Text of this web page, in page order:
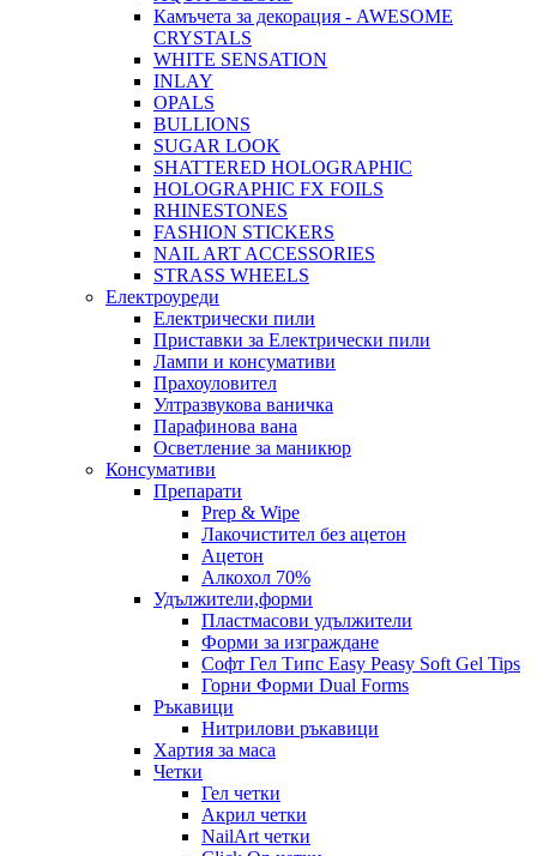
Камъчета за декорация - AWESOME
CRYSTALS
WHITE SENSATION
INLAY
OPALS
BULLIONS
SUGAR LOOK
SHATTERED HOLOGRAPHIC
HOLOGRAPHIC FX FOILS
RHINESTONES
FASHION STICKERS
NAIL ART ACCESSORIES
STRASS WHEELS
Електроуреди
Електрически пили
Приставки за Електрически пили
Лампи и консумативи
Прахоуловител
Ултразвукова ваничка
Парафинова вана
Осветление за маникюр
Консумативи
Препарати
Prep & Wipe
Лакочистител без ацетон
Ацетон
Алкохол 70%
Удължители,форми
Пластмасови удължители
Форми за изграждане
Софт Гел Типс Easy Peasy Soft Gel Tips
Горни Форми Dual Forms
Ръкавици
Нитрилови ръкавици
Хартия за маса
Четки
Гел четки
Акрил четки
NailArt четки